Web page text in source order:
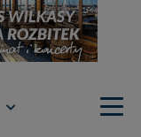
Giżycko